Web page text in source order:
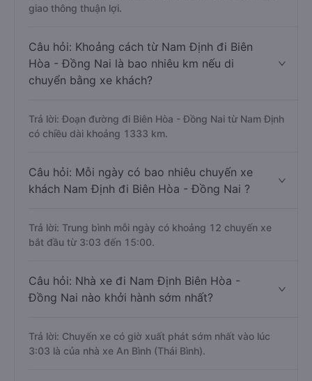
giao thông thuận lợi.
Câu hỏi: Khoảng cách từ Nam Định đi Biên
Hòa - Đồng Nai là bao nhiêu km nếu di
chuyển bằng xe khách?
Trả lời: Đoạn đường đi Biên Hòa - Đồng Nai từ Nam Định
có chiều dài khoảng 1333 km.
Câu hỏi: Mỗi ngày có bao nhiêu chuyến xe
khách Nam Định đi Biên Hòa - Đồng Nai ?
Trả lời: Trung bình mỗi ngày có khoảng 12 chuyến xe
bắt đầu từ 3:03 đến 15:00.
Câu hỏi: Nhà xe đi Nam Định Biên Hòa -
Đồng Nai nào khởi hành sớm nhất?
Trả lời: Chuyến xe có giờ xuất phát sớm nhất vào lúc
3:03 là của nhà xe An Bình (Thái Bình).